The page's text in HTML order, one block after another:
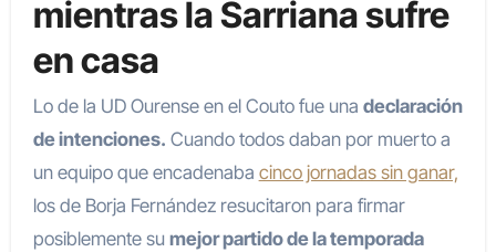
mientras la Sarriana sufre
en casa
Lo de la UD Ourense en el Couto fue una declaración
de intenciones. Cuando todos daban por muerto a
un equipo que encadenaba cinco jornadas sin ganar,
los de Borja Fernández resucitaron para firmar
posiblemente su mejor partido de la temporada